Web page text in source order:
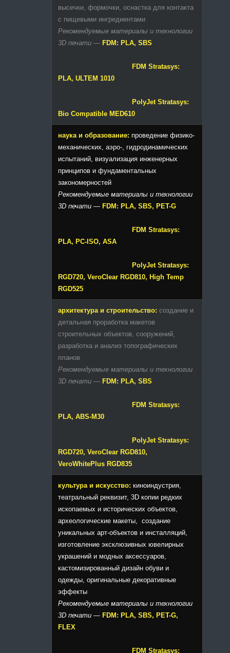
высечки, формочки, оснастка для контакта
с пищевыми ингредиентами
Рекомендуемые материалы и технологии
3D печати — FDM: PLA, SBS
FDM Stratasys:
PLA, ULTEM 1010
PolyJet Stratasys:
Bio Compatible MED610
наука и образование: проведение физико-
механических, аэро-, гидродинамических
испытаний, визуализация инженерных
принципов и фундаментальных
закономерностей
Рекомендуемые материалы и технологии
3D печати — FDM: PLA, SBS, PET-G
FDM Stratasys:
PLA, PC-ISO, ASA
PolyJet Stratasys:
RGD720, VeroClear RGD810, High Temp
RGD525
архитектура и строительство: создание и
детальная проработка макетов
строительных объектов, сооружений,
разработка и анализ топографических
планов
Рекомендуемые материалы и технологии
3D печати — FDM: PLA, SBS
FDM Stratasys:
PLA, ABS-M30
PolyJet Stratasys:
RGD720, VeroClear RGD810,
VeroWhitePlus RGD835
культура и искусство: киноиндустрия,
театральный реквизит, 3D копии редких
ископаемых и исторических объектов,
археологические макеты, создание
уникальных арт-объектов и инсталляций,
изготовление эксклюзивных ювелирных
украшений и модных аксессуаров,
кастомизированный дизайн обуви и
одежды, оригинальные декоративные
эффекты
Рекомендуемые материалы и технологии
3D печати — FDM: PLA, SBS, PET-G,
FLEX
FDM Stratasys: